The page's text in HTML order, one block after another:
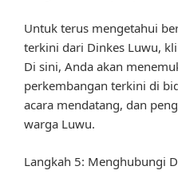
Untuk terus mengetahui
terkini dari Dinkes Luwu,
Di sini, Anda akan
perkembangan terkini di
acara mendatang, dan
warga Luwu.
Langkah 5: Menghubungi